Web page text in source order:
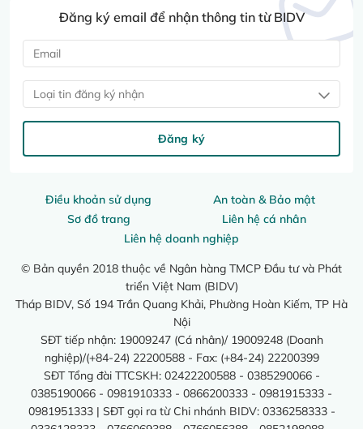
Điều khoản sử dụng
An toàn & Bảo mật
Sơ đồ trang
Liên hệ cá nhân
Liên hệ doanh nghiệp
© Bản quyền 2018 thuộc về Ngân hàng TMCP Đầu tư và Phát
triển Việt Nam (BIDV)
Tháp BIDV, Số 194 Trần Quang Khải, Phường Hoàn Kiếm, TP Hà
Nội
SĐT tiếp nhận: 19009247 (Cá nhân)/ 19009248 (Doanh
nghiệp)/(+84-24) 22200588 - Fax: (+84-24) 22200399
SĐT Tổng đài TTCSKH: 02422200588 - 0385290066 -
0385190066 - 0981910333 - 0866200333 - 0981915333 -
0981951333 | SĐT gọi ra từ Chi nhánh BIDV: 0336258333 -
Đăng ký email để nhận thông tin từ BIDV
Loại tin đăng ký nhận
Đăng ký